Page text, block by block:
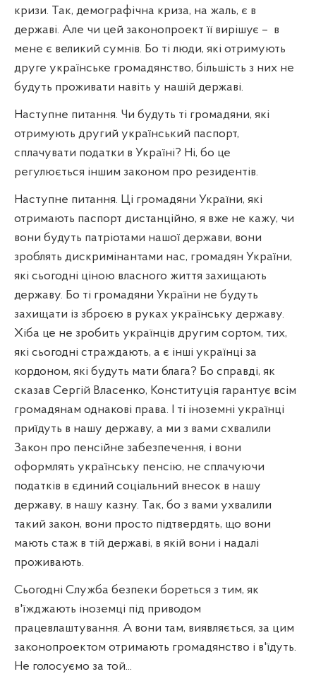
кризи. Так, демографічна криза, на жаль, є в
державі. Але чи цей законопроект її вирішує – в
мене є великий сумнів. Бо ті люди, які отримують
друге українське громадянство, більшість з них не
будуть проживати навіть у нашій державі.
Наступне питання. Чи будуть ті громадяни, які
отримують другий український паспорт,
сплачувати податки в Україні? Ні, бо це
регулюється іншим законом про резидентів.
Наступне питання. Ці громадяни України, які
отримають паспорт дистанційно, я вже не кажу, чи
вони будуть патріотами нашої держави, вони
зроблять дискримінантами нас, громадян України,
які сьогодні ціною власного життя захищають
державу. Бо ті громадяни України не будуть
захищати із зброєю в руках українську державу.
Хіба це не зробить українців другим сортом, тих,
які сьогодні страждають, а є інші українці за
кордоном, які будуть мати блага? Бо справді, як
сказав Сергій Власенко, Конституція гарантує всім
громадянам однакові права. І ті іноземні українці
приїдуть в нашу державу, а ми з вами схвалили
Закон про пенсійне забезпечення, і вони
оформлять українську пенсію, не сплачуючи
податків в єдиний соціальний внесок в нашу
державу, в нашу казну. Так, бо з вами ухвалили
такий закон, вони просто підтвердять, що вони
мають стаж в тій державі, в якій вони і надалі
проживають.
Сьогодні Служба безпеки бореться з тим, як
в'їжджають іноземці під приводом
працевлаштування. А вони там, виявляється, за цим
законопроектом отримають громадянство і в'їдуть.
Не голосуємо за той...